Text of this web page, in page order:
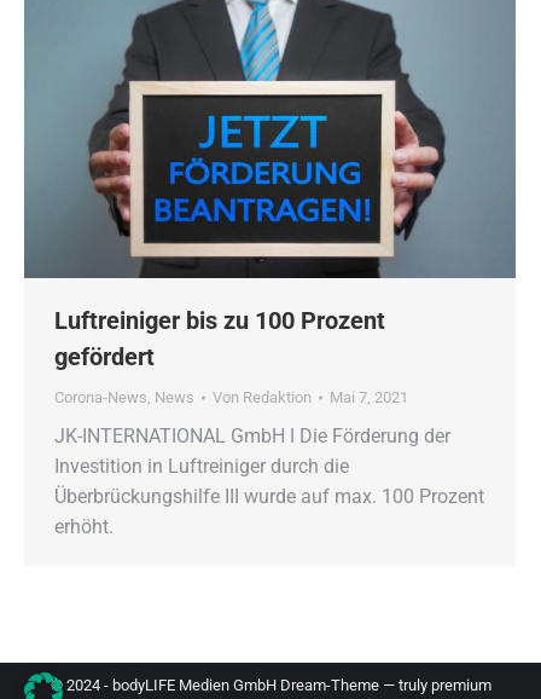
Luftreiniger bis zu 100 Prozent
gefördert
Corona-News News Von Redaktion Mai 7, 2021
JK-INTERNATIONAL GmbH ǀ Die Förderung der
Investition in Luftreiniger durch die
Überbrückungshilfe III wurde auf max. 100 Prozent
erhöht.
© 2024 - bodyLIFE Medien GmbH Dream-Theme — truly premium